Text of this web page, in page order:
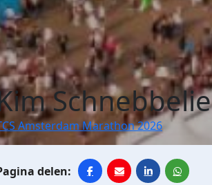
Schnebbelie
Amsterdam Marathon 2026